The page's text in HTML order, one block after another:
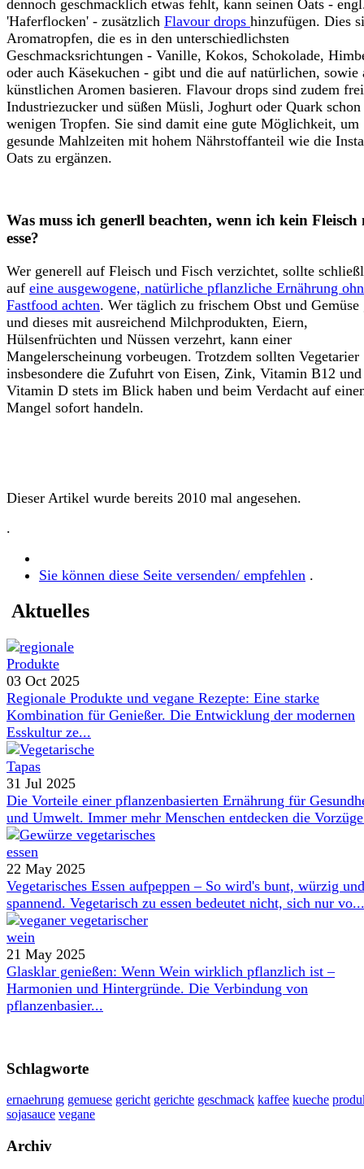
dennoch geschmacklich etwas fehlt, kann seinen Oats -
'Haferflocken' - zusätzlich Flavour drops hinzufügen. Dies
Aromatropfen, die es in den unterschiedlichsten
Geschmacksrichtungen - Vanille, Kokos, Schokolade,
oder auch Käsekuchen - gibt und die auf natürlichen, sowie
künstlichen Aromen basieren. Flavour drops sind zudem
Industriezucker und süßen Müsli, Joghurt oder Quark
wenigen Tropfen. Sie sind damit eine gute Möglichkeit, um
gesunde Mahlzeiten mit hohem Nährstoffanteil wie die
Oats zu ergänzen.
Was muss ich generll beachten, wenn ich kein Fleisch
esse?
Wer generell auf Fleisch und Fisch verzichtet, sollte
auf eine ausgewogene, natürliche pflanzliche Ernährung
Fastfood achten. Wer täglich zu frischem Obst und
und dieses mit ausreichend Milchprodukten, Eiern,
Hülsenfrüchten und Nüssen verzehrt, kann einer
Mangelerscheinung vorbeugen. Trotzdem sollten Vegetarier
insbesondere die Zufuhrt von Eisen, Zink, Vitamin B12 und
Vitamin D stets im Blick haben und beim Verdacht auf
Mangel sofort handeln.
Dieser Artikel wurde bereits 2010 mal angesehen.
.
Sie können diese Seite versenden/ empfehlen .
Aktuelles
03 Oct 2025
Regionale Produkte und vegane Rezepte: Eine starke
Kombination für Genießer. Die Entwicklung der modernen
Esskultur ze...
31 Jul 2025
Die Vorteile einer pflanzenbasierten Ernährung für
und Umwelt. Immer mehr Menschen entdecken die
22 May 2025
Vegetarisches Essen aufpeppen – So wird's bunt, würzig und
spannend. Vegetarisch zu essen bedeutet nicht, sich nur vo...
21 May 2025
Glasklar genießen: Wenn Wein wirklich pflanzlich ist –
Harmonien und Hintergründe. Die Verbindung von
pflanzenbasier...
Schlagworte
ernaehrung gemuese gericht gerichte geschmack kaffee kueche
sojasauce vegane
Archiv